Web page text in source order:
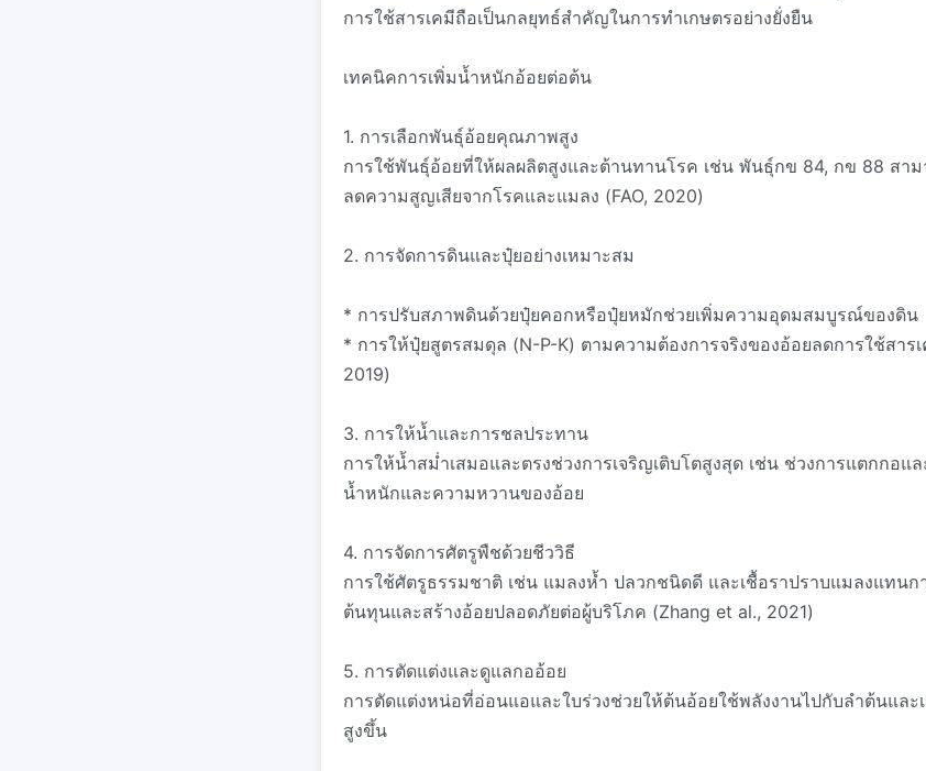
การใช้สารเคมีถือเป็นกลยุทธ์สำคัญในการทำเกษตรอย่างยั่งยืน
เทคนิคการเพิ่มน้ำหนักอ้อยต่อต้น
1. การเลือกพันธุ์อ้อยคุณภาพสูง
การใช้พันธุ์อ้อยที่ให้ผลผลิตสูงและต้านทานโรค เช่น พันธุ์กข 84, กข 88 สา
ลดความสูญเสียจากโรคและแมลง (FAO, 2020)
2. การจัดการดินและปุ๋ยอย่างเหมาะสม
* การปรับสภาพดินด้วยปุ๋ยคอกหรือปุ๋ยหมักช่วยเพิ่มความอุดมสมบูรณ์ของดิน
* การให้ปุ๋ยสูตรสมดุล (N-P-K) ตามความต้องการจริงของอ้อยลดการใช้สาร
2019)
3. การให้น้ำและการชลประทาน
การให้น้ำสม่ำเสมอและตรงช่วงการเจริญเติบโตสูงสุด เช่น ช่วงการแตกกอแล
น้ำหนักและความหวานของอ้อย
4. การจัดการศัตรูพืชด้วยชีววิธี
การใช้ศัตรูธรรมชาติ เช่น แมลงห้ำ ปลวกชนิดดี และเชื้อราปราบแมลงแทนก
ต้นทุนและสร้างอ้อยปลอดภัยต่อผู้บริโภค (Zhang et al., 2021)
5. การตัดแต่งและดูแลกออ้อย
การตัดแต่งหน่อที่อ่อนแอและใบร่วงช่วยให้ต้นอ้อยใช้พลังงานไปกับลำต้นแล
สูงขึ้น